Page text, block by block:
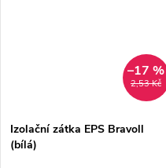
2,53 Kč
–17 %
Izolační zátka EPS Bravoll
(bílá)